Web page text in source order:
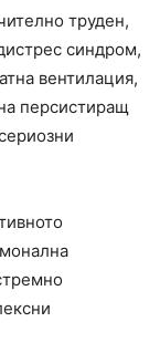
труден,
синдром,
вентилация,
персистиращ